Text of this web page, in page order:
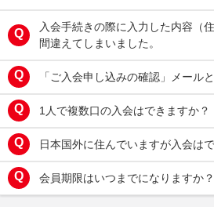
入会手続きの際に入力した内容（
間違えてしまいました。
「ご入会申し込みの確認」メール
1人で複数口の入会はできますか？
日本国外に住んでいますが入会は
会員期限はいつまでになりますか？